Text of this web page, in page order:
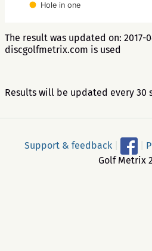
Hole in one
The result was updated on: 2017-
discgolfmetrix.com is used
Results will be updated every 30
Support & feedback
Golf Metrix